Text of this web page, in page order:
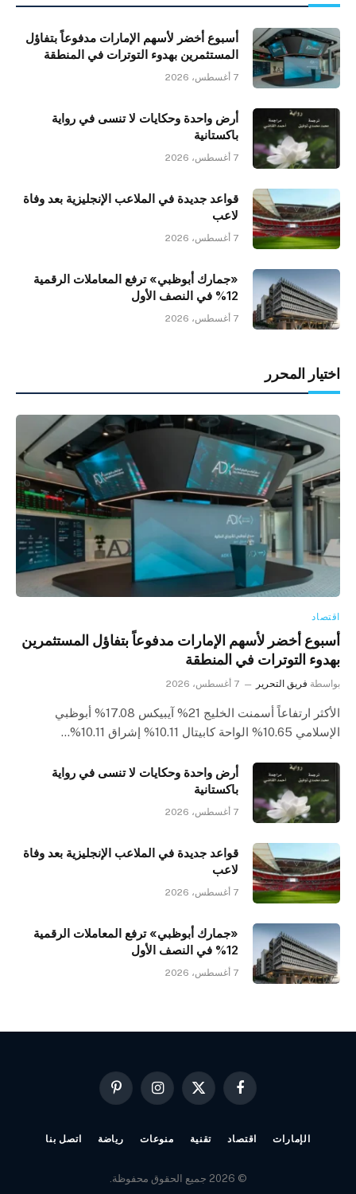
أسبوع أخضر لأسهم الإمارات مدفوعاً بتفاؤل
المستثمرين بهدوء التوترات في المنطقة
7 أغسطس، 2026
أرض واحدة وحكايات لا تنسى في رواية
باكستانية
7 أغسطس، 2026
قواعد جديدة في الملاعب الإنجليزية بعد وفاة
لاعب
7 أغسطس، 2026
«جمارك أبوظبي» ترفع المعاملات الرقمية
12% في النصف الأول
7 أغسطس، 2026
اختيار المحرر
اقتصاد
أسبوع أخضر لأسهم الإمارات مدفوعاً بتفاؤل المستثمرين
بهدوء التوترات في المنطقة
بواسطة فريق التحرير 7 أغسطس، 2026
الأكثر ارتفاعاً أسمنت الخليج 21% آيبيكس 17.08% أبوظبي
الإسلامي 10.65% الواحة كابيتال 10.11% إشراق 10.11%…
أرض واحدة وحكايات لا تنسى في رواية
باكستانية
7 أغسطس، 2026
قواعد جديدة في الملاعب الإنجليزية بعد وفاة
لاعب
7 أغسطس، 2026
«جمارك أبوظبي» ترفع المعاملات الرقمية
12% في النصف الأول
7 أغسطس، 2026
فيسبوك
X
الانستغرامبينتيريست
الإمارات اقتصاد تقنية منوعات رياضة اتصل بنا
© 2026 جميع الحقوق محفوظة.